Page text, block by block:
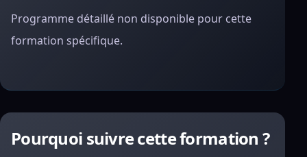
Programme détaillé non disponible pour cette
formation spécifique.
Pourquoi suivre cette formation ?